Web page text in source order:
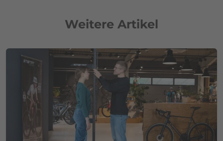
Weitere Artikel